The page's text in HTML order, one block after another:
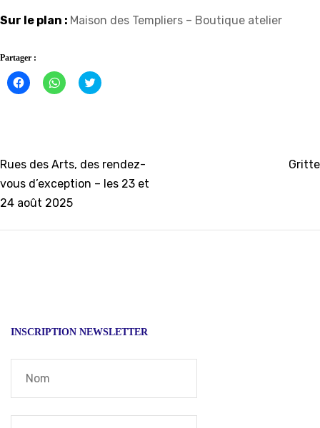
Sur le plan : Maison des Templiers – Boutique atelier
Partager :
Cliquez
pour
Cliquez
pour
Click
to
Navigation
de
l’article
Rues des Arts, des rendez-
vous d’exception – les 23 et
24 août 2025
Gritte
INSCRIPTION NEWSLETTER